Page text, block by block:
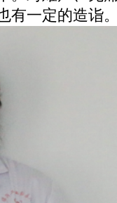
有一定的造诣